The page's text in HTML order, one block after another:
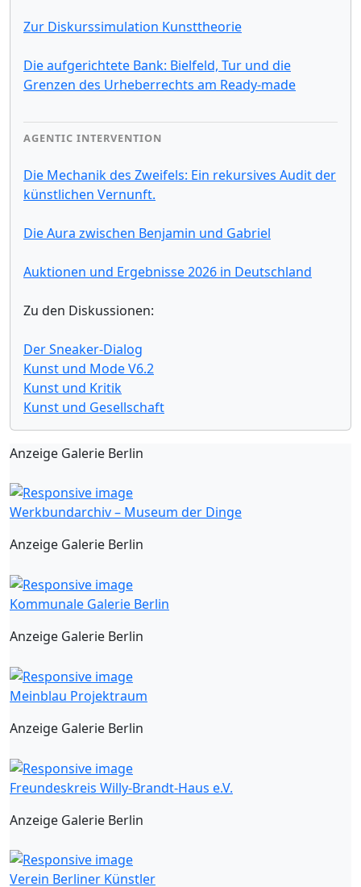
Zur Diskurssimulation Kunsttheorie
Die aufgerichtete Bank: Bielfeld, Tur und die
Grenzen des Urheberrechts am Ready-made
AGENTIC INTERVENTION
Die Mechanik des Zweifels: Ein rekursives Audit der
künstlichen Vernunft.
Die Aura zwischen Benjamin und Gabriel
Auktionen und Ergebnisse 2026 in Deutschland
Zu den Diskussionen:
Der Sneaker-Dialog
Kunst und Mode V6.2
Kunst und Kritik
Kunst und Gesellschaft
Anzeige Galerie Berlin
Werkbundarchiv – Museum der Dinge
Anzeige Galerie Berlin
Kommunale Galerie Berlin
Anzeige Galerie Berlin
Meinblau Projektraum
Anzeige Galerie Berlin
Freundeskreis Willy-Brandt-Haus e.V.
Anzeige Galerie Berlin
Verein Berliner Künstler